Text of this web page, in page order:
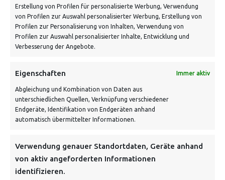
Erstellung von Profilen für personalisierte Werbung, Verwendung
von Profilen zur Auswahl personalisierter Werbung, Erstellung von
Profilen zur Personalisierung von Inhalten, Verwendung von
Profilen zur Auswahl personalisierter Inhalte, Entwicklung und
Verbesserung der Angebote.
Eigenschaften Immer aktiv
Abgleichung und Kombination von Daten aus
unterschiedlichen Quellen, Verknüpfung verschiedener
Endgeräte, Identifikation von Endgeräten anhand
automatisch übermittelter Informationen.
Verwendung genauer Standortdaten, Geräte anhand
von aktiv angeforderten Informationen
identifizieren.
VERSANDKOSTENHINWEIS:
NEWSLETTER
Danke, deine Registrierung war erfolgreich! Bitte prüfe